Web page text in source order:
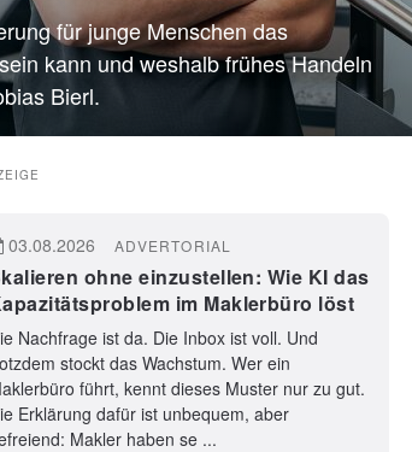
für junge Menschen das
kann und weshalb frühes Handeln
Bierl.
03.08.2026 ADVERTORIAL
ohne einzustellen: Wie KI das
im Maklerbüro löst
Nachfrage ist da. Die Inbox ist voll. Und
stockt das Wachstum. Wer ein
führt, kennt dieses Muster nur zu gut.
Erklärung dafür ist unbequem, aber
Makler haben se ...